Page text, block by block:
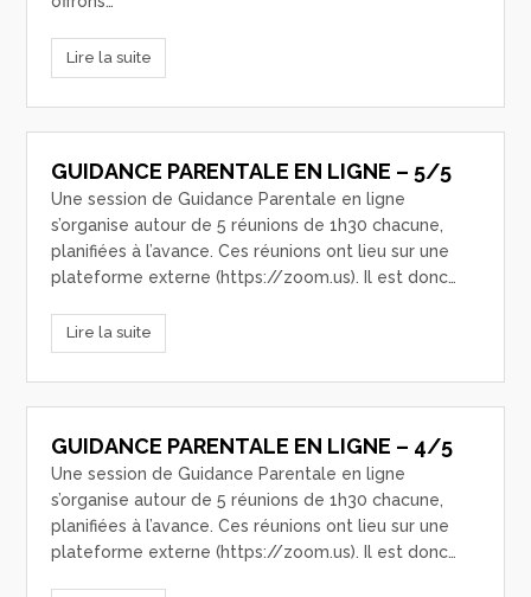
Lire la suite
GUIDANCE PARENTALE EN LIGNE – 5/5
Une session de Guidance Parentale en ligne
s’organise autour de 5 réunions de 1h30 chacune,
planifiées à l’avance. Ces réunions ont lieu sur une
plateforme externe (https://zoom.us). Il est donc…
Lire la suite
GUIDANCE PARENTALE EN LIGNE – 4/5
Une session de Guidance Parentale en ligne
s’organise autour de 5 réunions de 1h30 chacune,
planifiées à l’avance. Ces réunions ont lieu sur une
plateforme externe (https://zoom.us). Il est donc…